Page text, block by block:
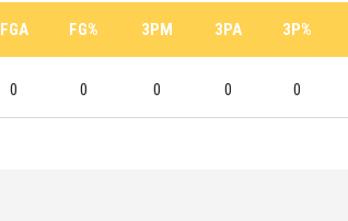
FGA FG% 3PM 3PA 3P%
0 0 0 0 0